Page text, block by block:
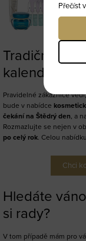
Tradiční
kalendář od
Pravidelné zákaznice
bude v nabídce
čekání na Štědrý den, a
Rozmazlujte se nejen v
po celý rok. Celou
Chci
Hledáte
si rady?
V tom případě mám pro
Přečíst